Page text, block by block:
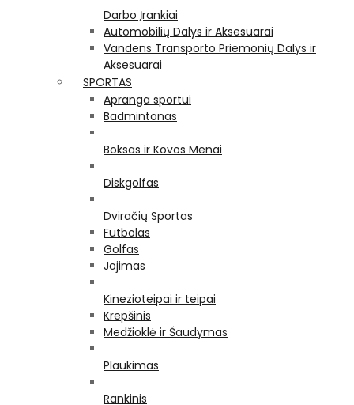
Darbo Įrankiai
Automobilių Dalys ir Aksesuarai
Vandens Transporto Priemonių Dalys ir
Aksesuarai
SPORTAS
Apranga sportui
Badmintonas
Boksas ir Kovos Menai
Diskgolfas
Dviračių Sportas
Futbolas
Golfas
Jojimas
Kinezioteipai ir teipai
Krepšinis
Medžioklė ir Šaudymas
Plaukimas
Rankinis